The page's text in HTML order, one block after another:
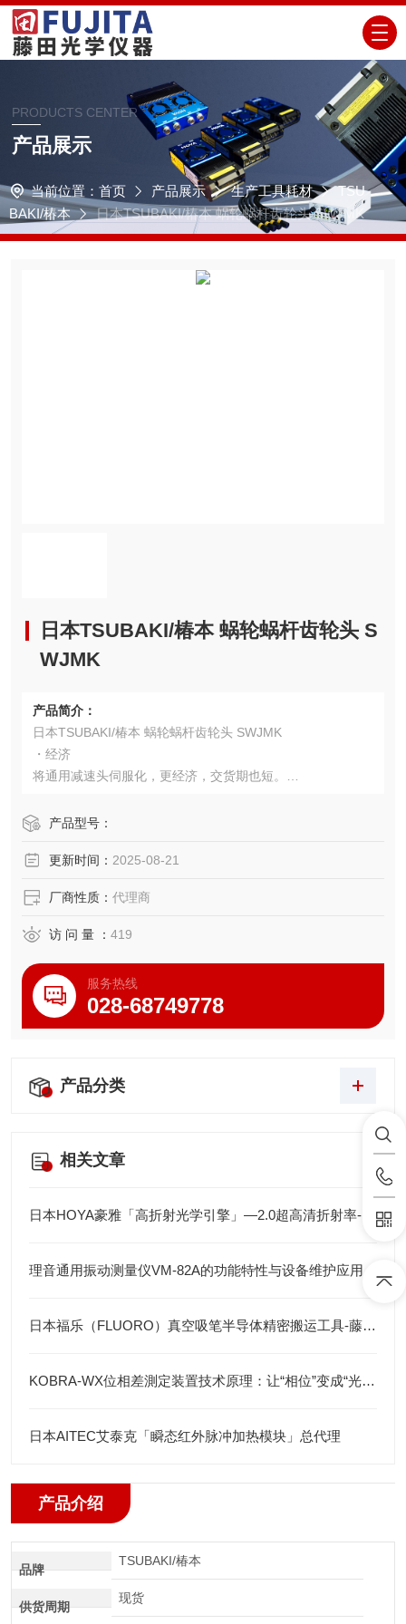
PRODUCTS CENTER
产品展示
当前位置： 首页 产品展示 生产工具耗材
TSU
BAKI/椿本
日本TSUBAKI/椿本 蜗轮蜗杆齿轮头 SWJMK
日本TSUBAKI/椿本 蜗轮蜗杆齿轮头 S
WJMK
产品简介：
日本TSUBAKI/椿本 蜗轮蜗杆齿轮头 SWJMK
・经济
将通用减速头伺服化，更经济，交货期也短。
采用蜗轮齿轮，与其他齿轮传动不同，滑动接触，减低了
采用高效率斜齿轮，可最大限度地活用运伺服电机的能力。
齿轮电机具有多年的应用实绩，减速部继承了低噪音，长使
用寿命的特点。
水平，垂直，倾斜等，安装角度无限制。
产品型号：
更新时间： 2025-08-21
厂商性质： 代理商
访 问 量 ： 419
服务热线
028-68749778
产品分类
相关文章
理音通用振动测量仪VM-82A的功能特性与设备维护应用
日本福乐（FLUORO）真空吸笔半导体精密搬运工具-藤田光学
KOBRA-WX位相差測定装置技术原理：让“相位”变成“光强”
日本AITEC艾泰克「瞬态红外脉冲加热模块」总代理
产品介绍
品牌
TSUBAKI/椿本
供货周期
现货